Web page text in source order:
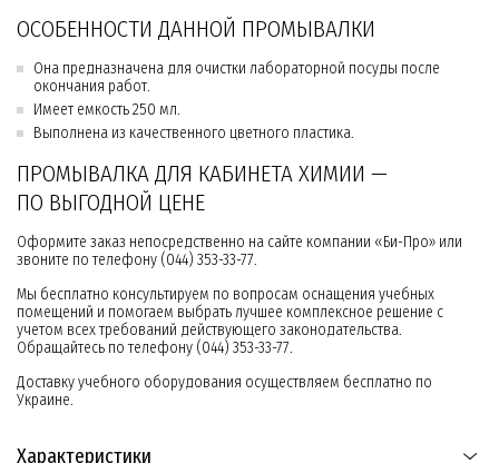
ОСОБЕННОСТИ ДАННОЙ ПРОМЫВАЛКИ
Она предназначена для очистки лабораторной посуды после
окончания работ.
Имеет емкость 250 мл.
Выполнена из качественного цветного пластика.
ПРОМЫВАЛКА ДЛЯ КАБИНЕТА ХИМИИ —
ПО ВЫГОДНОЙ ЦЕНЕ
Оформите заказ непосредственно на сайте компании «Би-Про» или
звоните по телефону (044) 353-33-77.
Мы бесплатно консультируем по вопросам оснащения учебных
помещений и помогаем выбрать лучшее комплексное решение с
учетом всех требований действующего законодательства.
Обращайтесь по телефону (044) 353-33-77.
Доставку учебного оборудования осуществляем бесплатно по
Украине.
Характеристики